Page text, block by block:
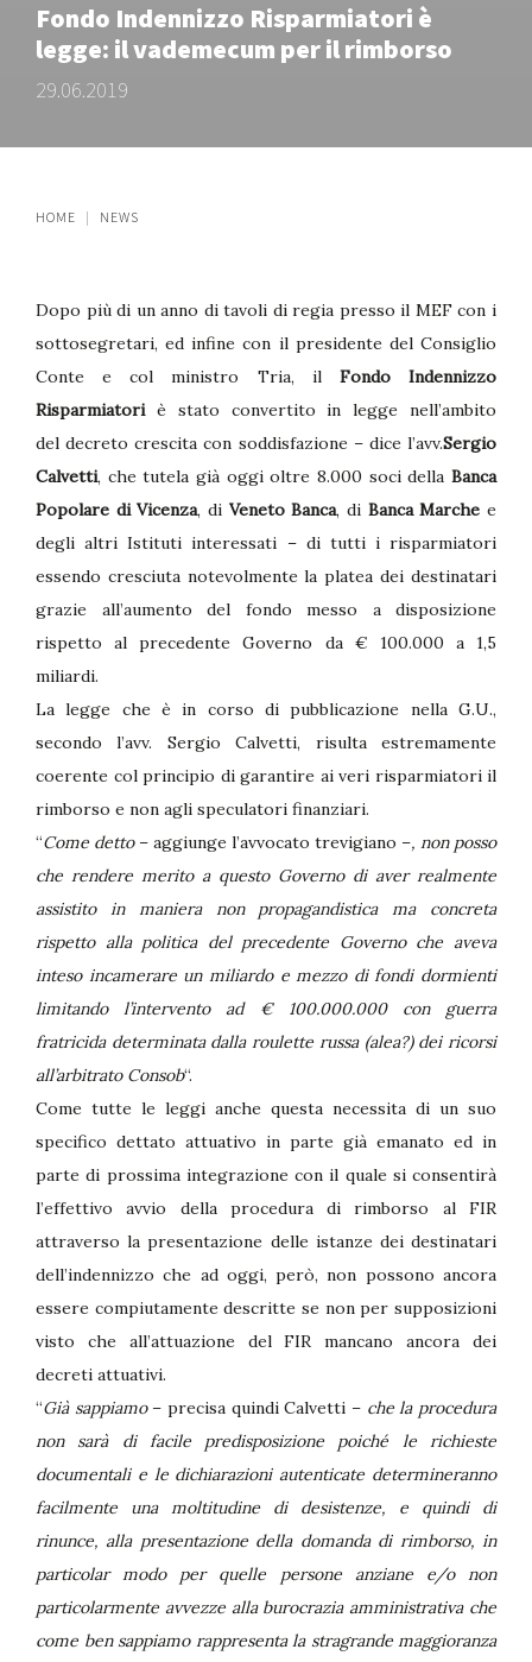
Fondo Indennizzo Risparmiatori è
legge: il vademecum per il rimborso
29.06.2019
HOME NEWS
Dopo più di un anno di tavoli di regia presso il MEF con i
sottosegretari, ed infine con il presidente del Consiglio
Conte e col ministro Tria, il Fondo Indennizzo
Risparmiatoriè stato convertito in legge nell’ambito
del decreto crescita con soddisfazione – dice l’avv.Sergio
Calvetti, che tutela già oggi oltre 8.000 soci della Banca
Popolare di Vicenza, di Veneto Banca, di Banca Marche e
degli altri Istituti interessati – di tutti i risparmiatori
essendo cresciuta notevolmente la platea dei destinatari
grazie all’aumento del fondo messo a disposizione
rispetto al precedente Governo da € 100.000 a 1,5
miliardi.
La legge che è in corso di pubblicazione nella G.U.,
secondo l’avv. Sergio Calvetti, risulta estremamente
coerente col principio di garantire ai veri risparmiatori il
rimborso e non agli speculatori finanziari.
“Come detto– aggiunge l’avvocato trevigiano –, non posso
che rendere merito a questo Governo di aver realmente
assistito in maniera non propagandistica ma concreta
rispetto alla politica del precedente Governo che aveva
inteso incamerare un miliardo e mezzo di fondi dormienti
limitando l’intervento ad € 100.000.000 con guerra
fratricida determinata dalla roulette russa (alea?) dei ricorsi
all’arbitrato Consob“.
Come tutte le leggi anche questa necessita di un suo
specifico dettato attuativo in parte già emanato ed in
parte di prossima integrazione con il quale si consentirà
l’effettivo avvio della procedura di rimborso al FIR
attraverso la presentazione delle istanze dei destinatari
dell’indennizzo che ad oggi, però, non possono ancora
essere compiutamente descritte se non per supposizioni
visto che all’attuazione del FIR mancano ancora dei
decreti attuativi.
“Già sappiamo– precisa quindi Calvetti – che la procedura
non sarà di facile predisposizione poiché le richieste
documentali e le dichiarazioni autenticate determineranno
facilmente una moltitudine di desistenze, e quindi di
rinunce, alla presentazione della domanda di rimborso, in
particolar modo per quelle persone anziane e/o non
particolarmente avvezze alla burocrazia amministrativa che
come ben sappiamo rappresenta la stragrande maggioranza